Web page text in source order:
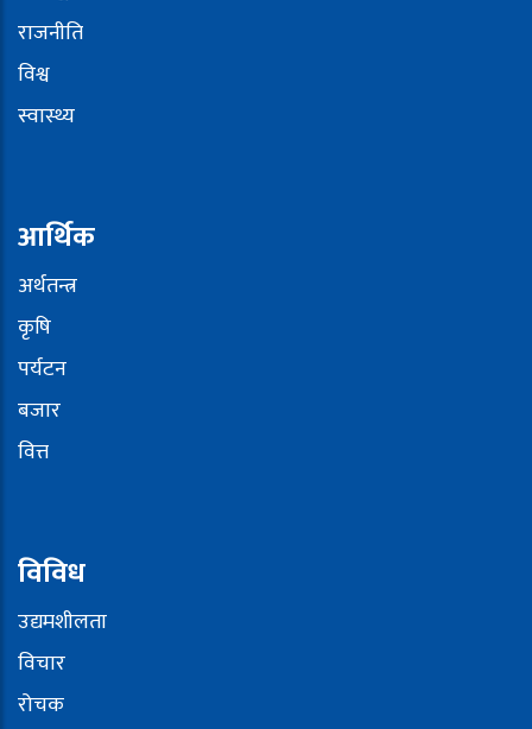
राजनीति
विश्व
स्वास्थ्य
आर्थिक
अर्थतन्त्र
कृषि
पर्यटन
बजार
वित्त
विविध
उद्यमशीलता
विचार
रोचक